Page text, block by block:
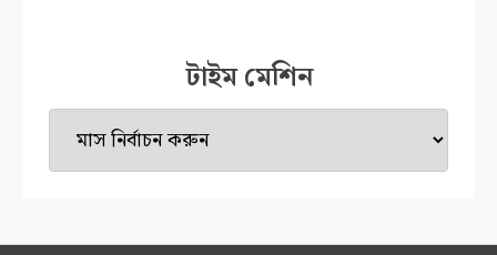
টাইম মেশিন
টাইম
মেশিন